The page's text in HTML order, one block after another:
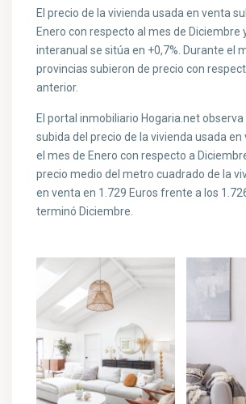
El precio de la vivienda usada en venta
Enero con respecto al mes de Diciembre
interanual se sitúa en +0,7%. Durante el
provincias subieron de precio con
anterior.
El portal inmobiliario Hogaria.net
subida del precio de la vivienda usada
el mes de Enero con respecto a
precio medio del metro cuadrado de la
en venta en 1.729 Euros frente a los
terminó Diciembre.